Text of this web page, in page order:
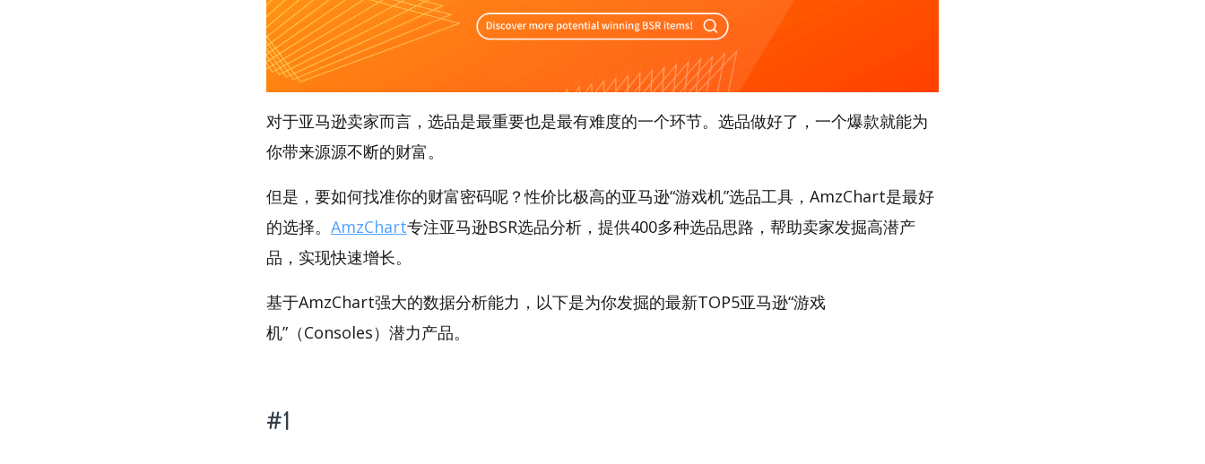
对于亚马逊卖家而言，选品是最重要也是最有难度的一个环节。选品做好了，一个爆款就能为
你带来源源不断的财富。
但是，要如何找准你的财富密码呢？性价比极高的亚马逊“游戏机”选品工具，AmzChart是最好
的选择。 AmzChart专注亚马逊BSR选品分析，提供400多种选品思路，帮助卖家发掘高潜产
品，实现快速增长。
基于AmzChart强大的数据分析能力，以下是为你发掘的最新TOP5亚马逊“游戏
机”（Consoles）潜力产品。
#1